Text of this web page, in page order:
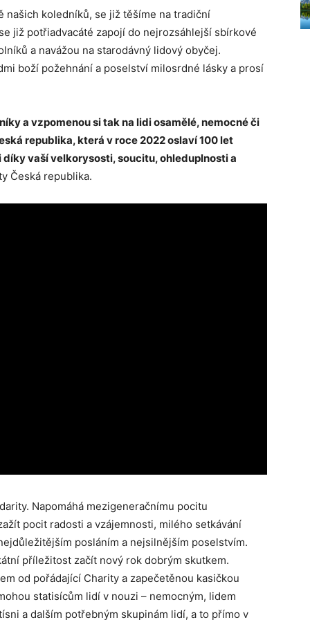
našich koledníků, se již těšíme na tradiční
již potřiadvacáté zapojí do nejrozsáhlejší sbírkové
a navážou na starodávný lidový obyčej.
boží požehnání a poselství milosrdné lásky a prosí
a vzpomenou si tak na lidi osamělé, nemocné či
republika, která v roce 2022 oslaví 100 let
vaší velkorysosti, soucitu, ohleduplnosti a
Česká republika.
Napomáhá mezigeneračnímu pocitu
pocit radosti a vzájemnosti, milého setkávání
posláním a nejsilnějším poselstvím.
příležitost začít nový rok dobrým skutkem.
od pořádající Charity a zapečetěnou kasičkou
statisícům lidí v nouzi – nemocným, lidem
a dalším potřebným skupinám lidí, a to přímo v